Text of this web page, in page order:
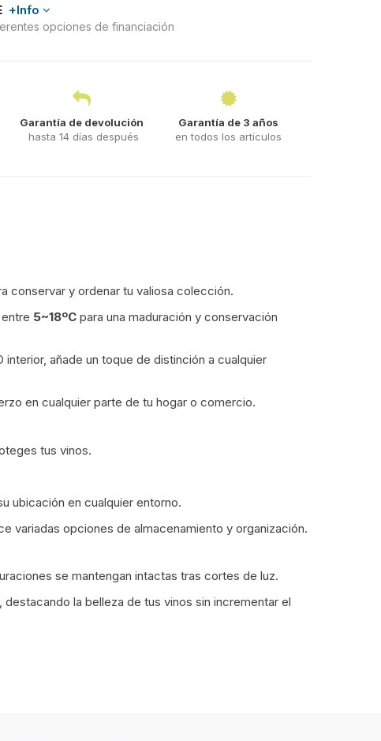
+Info
opciones de financiación
Garantía de devolución
hasta 14 días después
Garantía de 3 años
en todos los artículos
conservar y ordenar tu valiosa colección.
5~18ºC para una maduración y conservación
añade un toque de distinción a cualquier
en cualquier parte de tu hogar o comercio.
tus vinos.
ubicación en cualquier entorno.
variadas opciones de almacenamiento y organización.
se mantengan intactas tras cortes de luz.
la belleza de tus vinos sin incrementar el